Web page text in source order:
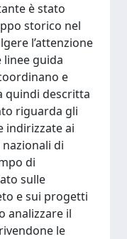
è stato
storico nel
l’attenzione
linee guida
e
quindi descritta
riguarda gli
indirizzate ai
di
di
sulle
e sui progetti
analizzare il
le